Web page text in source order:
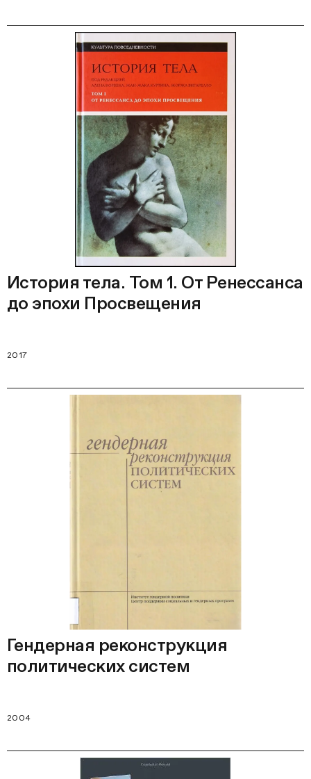
История тела. Том 1. От Ренессанса
до эпохи Просвещения
2017
Гендерная реконструкция
политических систем
2004